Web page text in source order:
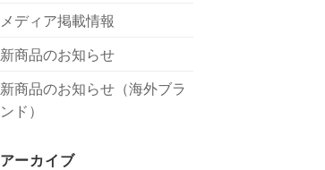
メディア掲載情報
新商品のお知らせ
新商品のお知らせ（海外ブラ
ンド）
アーカイブ